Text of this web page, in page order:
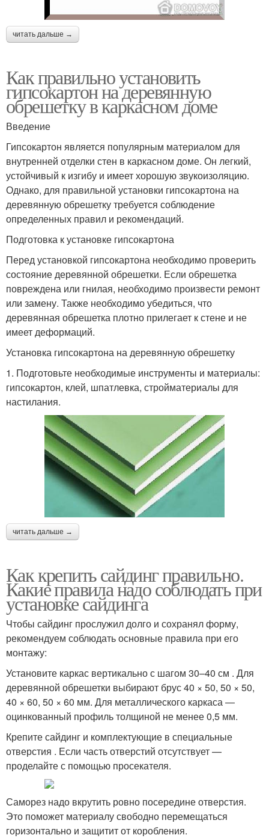
читать дальше →
Как правильно установить
гипсокартон на деревянную
обрешетку в каркасном доме
Введение
Гипсокартон является популярным материалом для
внутренней отделки стен в каркасном доме. Он легкий,
устойчивый к изгибу и имеет хорошую звукоизоляцию.
Однако, для правильной установки гипсокартона на
деревянную обрешетку требуется соблюдение
определенных правил и рекомендаций.
Подготовка к установке гипсокартона
Перед установкой гипсокартона необходимо проверить
состояние деревянной обрешетки. Если обрешетка
повреждена или гнилая, необходимо произвести ремонт
или замену. Также необходимо убедиться, что
деревянная обрешетка плотно прилегает к стене и не
имеет деформаций.
Установка гипсокартона на деревянную обрешетку
1. Подготовьте необходимые инструменты и материалы:
гипсокартон, клей, шпатлевка, стройматериалы для
настилания.
читать дальше →
Как крепить сайдинг правильно.
Какие правила надо соблюдать при
установке сайдинга
Чтобы сайдинг прослужил долго и сохранял форму,
рекомендуем соблюдать основные правила при его
монтажу:
Установите каркас вертикально с шагом 30–40 см . Для
деревянной обрешетки выбирают брус 40 × 50, 50 × 50,
40 × 60, 50 × 60 мм. Для металлического каркаса —
оцинкованный профиль толщиной не менее 0,5 мм.
Крепите сайдинг и комплектующие в специальные
отверстия . Если часть отверстий отсутствует —
проделайте с помощью просекателя.
Саморез надо вкрутить ровно посередине отверстия.
Это поможет материалу свободно перемещаться
горизонтально и защитит от коробления.